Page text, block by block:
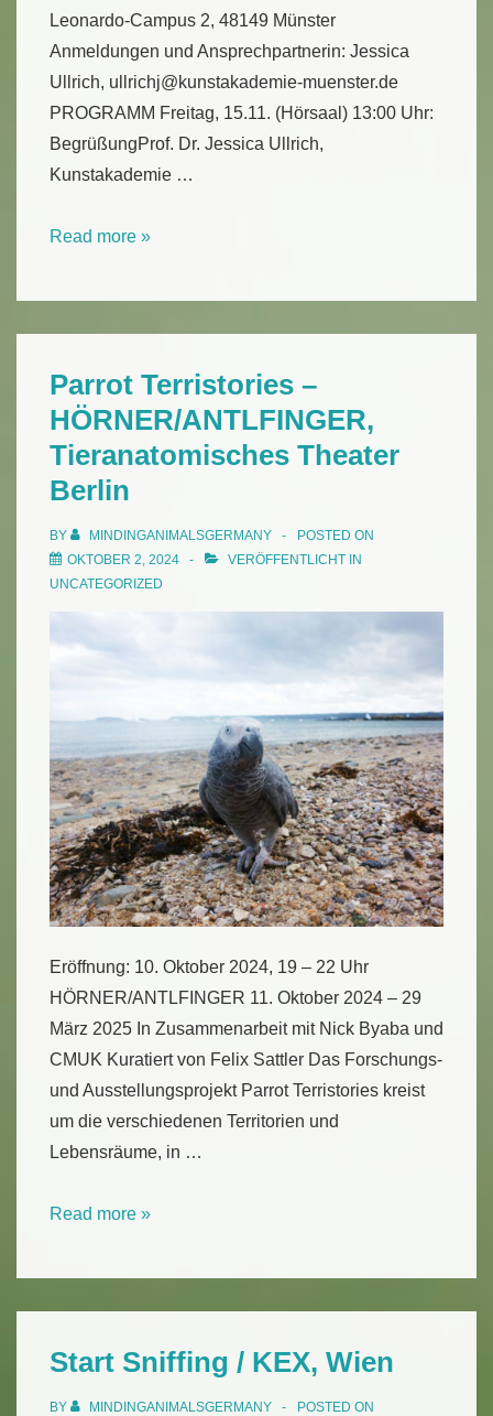
Leonardo-Campus 2, 48149 Münster
Anmeldungen und Ansprechpartnerin: Jessica
Ullrich, ullrichj@kunstakademie-muenster.de
PROGRAMM Freitag, 15.11. (Hörsaal) 13:00 Uhr:
BegrüßungProf. Dr. Jessica Ullrich,
Kunstakademie …
MAG-
2024
Read more »
Parrot Terristories –
HÖRNER/ANTLFINGER,
Tieranatomisches Theater
Berlin
BY MINDINGANIMALSGERMANY
POSTED ON
OKTOBER 2, 2024
VERÖFFENTLICHT IN
UNCATEGORIZED
Eröffnung: 10. Oktober 2024, 19 – 22 Uhr
HÖRNER/ANTLFINGER 11. Oktober 2024 – 29
März 2025 In Zusammenarbeit mit Nick Byaba und
CMUK Kuratiert von Felix Sattler Das Forschungs-
und Ausstellungsprojekt Parrot Terristories kreist
um die verschiedenen Territorien und
Lebensräume, in …
Parrot
–
Theater
Berlin
Read more »
Start Sniffing / KEX, Wien
BY MINDINGANIMALSGERMANY
POSTED ON